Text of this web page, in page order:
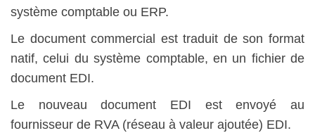
système comptable ou ERP.
Le document commercial est traduit de son format
natif, celui du système comptable, en un fichier de
document EDI.
Le nouveau document EDI est envoyé au
fournisseur de RVA (réseau à valeur ajoutée) EDI.